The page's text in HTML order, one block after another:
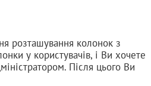
розташування колонок з
у користувачів, і Ви хочете
Після цього Ви